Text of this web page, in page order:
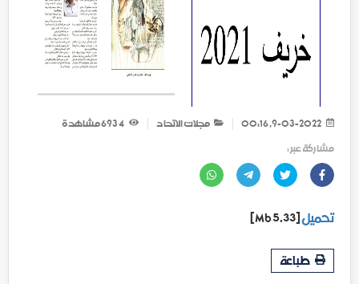
مجلات الاتحاد 4 693
مشاهدة
مشاركة عبر :
تحميل[5.33 Mb]
طباعة